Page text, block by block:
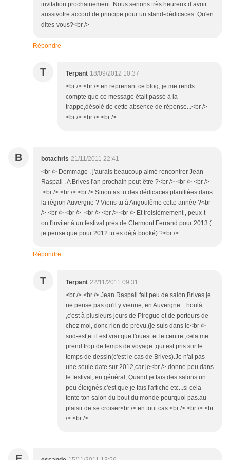
invitation prochainement. Nous serions très heureux d avoir
aussivotre accord de principe pour un stand-dédicaces. Qu'en
dites-vous?<br />
Répondre
T Terpant 18/09/2012 10:37
<br /> <br /> en reprenant ce blog, je me rends
compte que ce message était passé à la
trappe,désolé de cette absence de réponse...<br />
<br /> <br /> <br />
B botachris 21/11/2011 22:41
<br /> Dommage , j'aurais beaucoup aimé rencontrer Jean
Raspail . A Brives l'an prochain peut-être ?<br /> <br /> <br />
<br /> <br /> <br /> Sinon as tu des dédicaces planifiées dans
la région Auvergne ? Viens tu à Angoulême cette année ?<br
/> <br /> <br /> <br /> <br /> <br /> Et troisièmement , peux-t-
on t'inviter à un festival près de Clermont Ferrand pour 2013 (
je pense que pour 2012 tu es déjà booké) ?<br />
Répondre
T Terpant 22/11/2011 09:31
<br /> <br /> Jean Raspail fait peu de salon,Brives je
ne pense pas qu'il y vienne, en Auvergne....houlà
,c'est à plusieurs jours de Pirogue et de porteurs de
chez moi, donc rien de prévu,(je suis dans le<br />
sud-est,et il est vrai que l'ouest et le centre ,cela me
prend trop de temps de voyage ,qui est pris sur le
temps de dessin(c'est le cas de Brives).Je n'ai pas
une seule date sur 2012,car je<br /> donne peu dans
le festival, en général, Quand je fais des salons un
peu éloignés,c'est que je fais l'affiche etc...si cela
tente ton salon du bout du monde pourquoi pas.au
plaisir de se croiser<br /> en tout cas.<br /> <br /> <br
/> <br />